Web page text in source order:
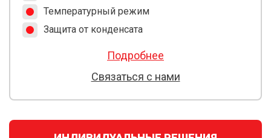
Температурный режим
Защита от конденсата
Подробнее
Связаться с нами